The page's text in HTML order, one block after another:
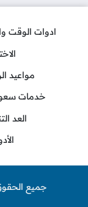
ادوات الوقت
مواعيد
خدمات
العد
جميع